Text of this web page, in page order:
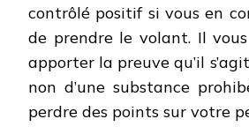
contrôlé positif si vous en
de prendre le volant. Il
apporter la preuve qu’il
non d’une substance
perdre des points sur votre